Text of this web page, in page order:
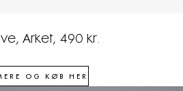
Arket, 490 kr.
OG KØB HER